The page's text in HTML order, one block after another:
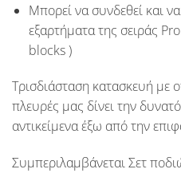
Μπορεί να συνδεθεί και
εξαρτήματα της σειράς
blocks)
Tρισδιάσταση κατασκευή με
πλευρές μας δίνει την
αντικείμενα έξω από την
Συμπεριλαμβάνεται Σετ